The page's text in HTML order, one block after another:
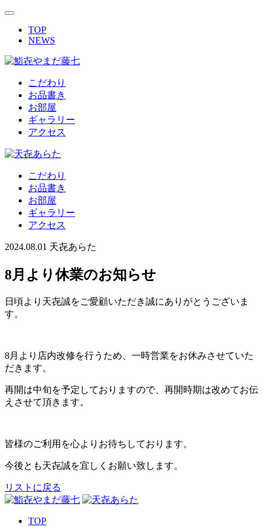
TOP
NEWS
こだわり
お品書き
お部屋
ギャラリー
アクセス
こだわり
お品書き
お部屋
ギャラリー
アクセス
2024.08.01 天㐂あらた
8月より休業のお知らせ
日頃より天㐂誠をご愛顧いただき誠にありがとうございま
す。
8月より店内改修を行うため、一時営業をお休みさせていた
だきます。
再開は中旬を予定しておりますので、再開時期は改めてお伝
えさせて頂きます。
皆様のご利用を心よりお待ちしております。
今後とも天㐂誠を宜しくお願い致します。
リストに戻る
TOP